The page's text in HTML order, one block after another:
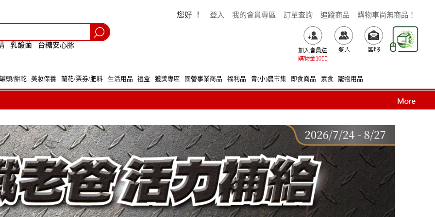
您好 ！ 登入 我的會員專區 訂單查詢 追蹤商品 購物車尚無商品！
乳酸菌 台糖安心豚
頭/餅乾 美妝保養 蘭花/票券/肥料 生活用品 禮盒 獲獎專區 國營事業商品 福利品 青(小)農市集 即食商品 素食 寵物用品
裝減量標章